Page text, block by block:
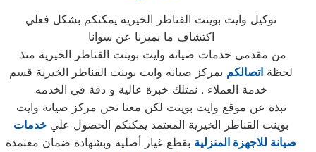
توكيل وايت بوينت القناطر الخيرية يمكنكم بشكل فعلي
اكتشاف ما يميزنا عن سوانا
لحظة اتصالكم بمركز صيانه وايت بوينت القناطر الخيرية قسم
خدمة العملاء . نمتلك خبرة عالية و دقة في الخدمه
نبذة عن موقع وايت بوينت لكن معنا نحن مركز صيانة وايت
بوينت القناطر الخيرية المعتمد يمكنكم الحصول علي خدمات
صيانة للاجهزة المنزلية بقطع غيار أصلية وبشهادة ضمان معتمدة